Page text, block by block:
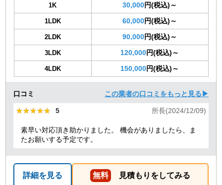
1K 30,000円(税込)～
1LDK 60,000円(税込)～
2LDK 90,000円(税込)～
3LDK 120,000円(税込)～
4LDK 150,000円(税込)～
口コミ この業者の口コミをもっと見る▶
★★★★★
★★★★★ 5 所長(2024/12/09)
素早い対応頂き助かりました。 機会がありましたら、ま
たお願いする予定です。
詳細を見る 無料 見積もりをしてみる